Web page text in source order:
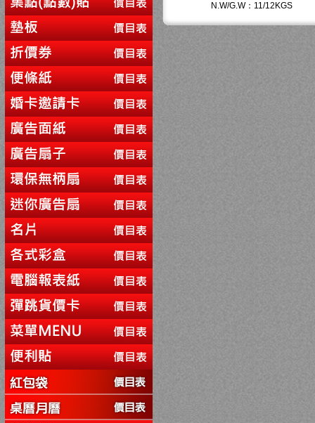
N.W/G.W：11/12KGS